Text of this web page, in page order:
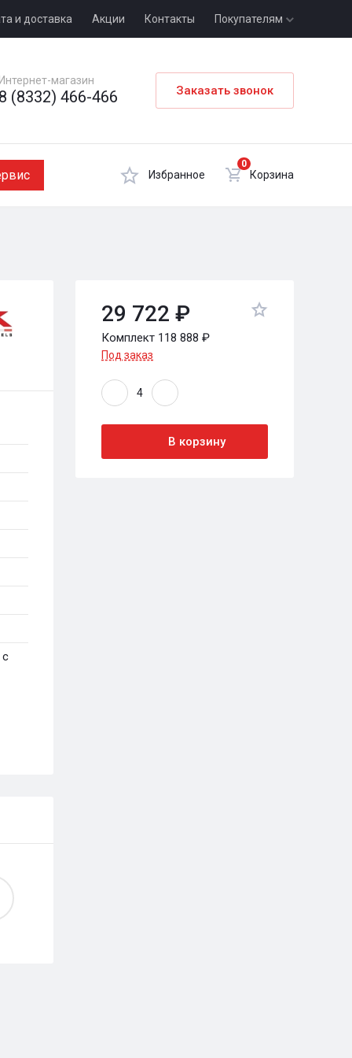
и доставка Акции Контакты Покупателям
Интернет-магазин
8 (8332) 466-466 Заказать звонок
Избранное
0
Корзина
29 722 ₽
Комплект 118 888 ₽
Под заказ
В корзину